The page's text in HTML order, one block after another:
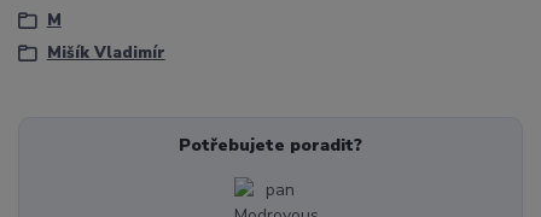
M
Mišík Vladimír
Potřebujete poradit?